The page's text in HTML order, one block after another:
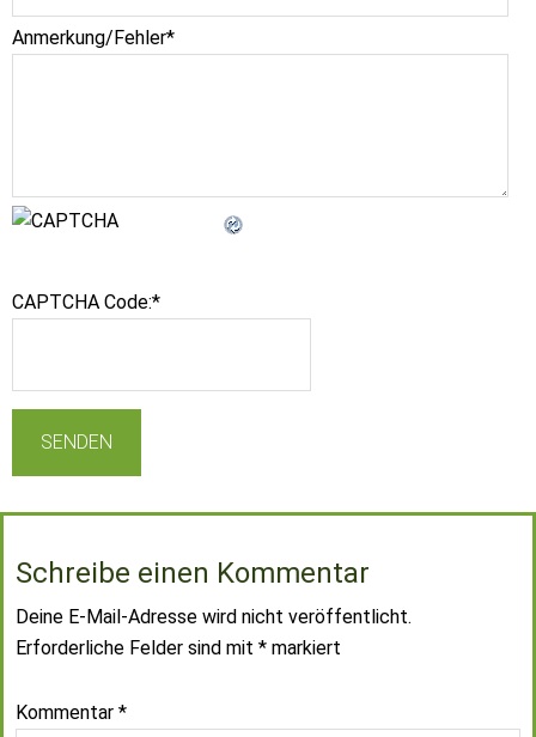
Anmerkung/Fehler*
CAPTCHA Code:*
Schreibe einen Kommentar
Deine E-Mail-Adresse wird nicht veröffentlicht.
Erforderliche Felder sind mit * markiert
Kommentar *